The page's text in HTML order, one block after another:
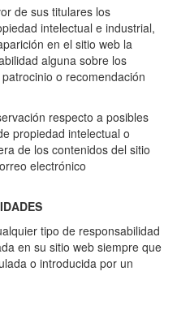
de sus titulares los
intelectual e industrial,
en el sitio web la
alguna sobre los
o recomendación
respecto a posibles
propiedad intelectual o
de los contenidos del sitio
electrónico
tipo de responsabilidad
en su sitio web siempre que
o introducida por un